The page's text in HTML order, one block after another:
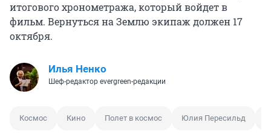
итогового хронометража, который войдет в
фильм. Вернуться на Землю экипаж должен 17
октября.
Илья Ненко
Шеф-редактор evergreen-редакции
Космос Кино Полет в космос Юлия Пересильд